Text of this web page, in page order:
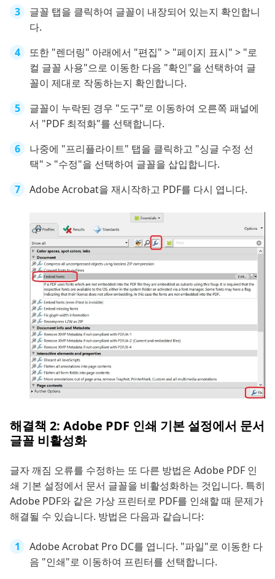
글꼴 탭을 클릭하여 글꼴이 내장되어 있는지 확인합니
다.
또한 "렌더링" 아래에서 "편집" > "페이지 표시" > "로
컬 글꼴 사용"으로 이동한 다음 "확인"을 선택하여 글
꼴이 제대로 작동하는지 확인합니다.
글꼴이 누락된 경우 "도구"로 이동하여 오른쪽 패널에
서 "PDF 최적화"를 선택합니다.
나중에 "프리플라이트" 탭을 클릭하고 "싱글 수정 선
택" > "수정"을 선택하여 글꼴을 삽입합니다.
Adobe Acrobat을 재시작하고 PDF를 다시 엽니다.
해결책 2: Adobe PDF 인쇄 기본 설정에서 문서
글꼴 비활성화
글자 깨짐 오류를 수정하는 또 다른 방법은 Adobe PDF 인
쇄 기본 설정에서 문서 글꼴을 비활성화하는 것입니다. 특히
Adobe PDF와 같은 가상 프린터로 PDF를 인쇄할 때 문제가
해결될 수 있습니다. 방법은 다음과 같습니다:
Adobe Acrobat Pro DC를 엽니다. "파일"로 이동한 다
음 "인쇄"로 이동하여 프린터를 선택합니다.